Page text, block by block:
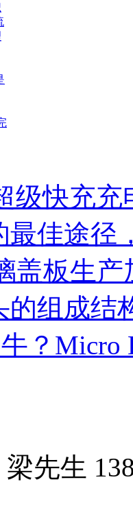
级快充充
最佳途径
盖板生
的组成结
？Micro
梁先生